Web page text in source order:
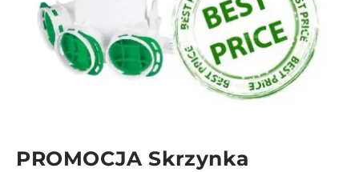
PROMOCJA Skrzynka